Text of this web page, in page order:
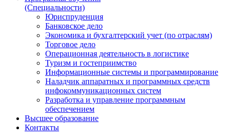
(Специальности)
Юриспруденция
Банковское дело
Экономика и бухгалтерский учет (по отраслям)
Торговое дело
Операционная деятельность в логистике
Туризм и гостеприимство
Информационные системы и программирование
Наладчик аппаратных и программных средств
инфокоммуникационных систем
Разработка и управление программным
обеспечением
Высшее образование
Контакты